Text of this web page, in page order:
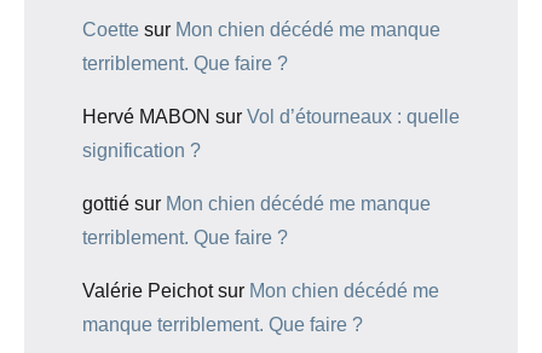
Coette sur Mon chien décédé me manque
terriblement. Que faire ?
Hervé MABON sur Vol d’étourneaux : quelle
signification ?
gottié sur Mon chien décédé me manque
terriblement. Que faire ?
Valérie Peichotsur Mon chien décédé me
manque terriblement. Que faire ?